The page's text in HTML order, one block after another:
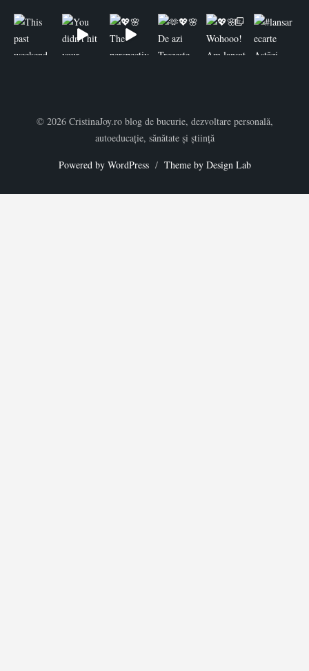
© 2026 CristinaJoy.ro blog de bucurie, dezvoltare personală,
autoeducație, sănătate și știință
Powered by WordPress / Theme by Design Lab